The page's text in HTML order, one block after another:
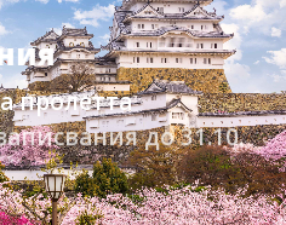
пролетта
до 31.10.
Цена от 5765€